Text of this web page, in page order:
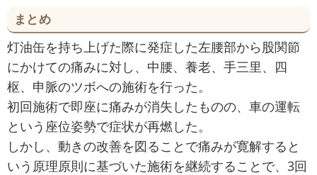
まとめ
灯油缶を持ち上げた際に発症した左腰部から股関節
にかけての痛みに対し、中腰、養老、手三里、四
枢、申脈のツボへの施術を行った。
初回施術で即座に痛みが消失したものの、車の運転
という座位姿勢で症状が再燃した。
しかし、動きの改善を図ることで痛みが寛解すると
いう原理原則に基づいた施術を継続することで、3回